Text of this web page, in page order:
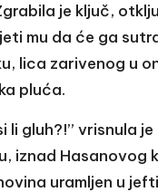
je ključ,
mu da će ga
lica zarivenog u
pluća.
li gluh?!” vrisnula
iznad
uramljen u